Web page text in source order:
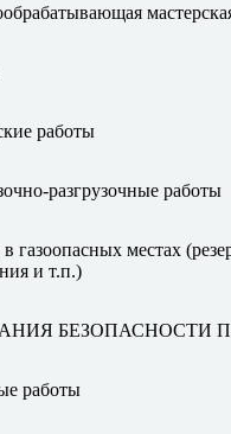
работы
разгрузочные работы
газоопасных местах
и т.п.)
БЕЗОПАСНОСТИ
работы